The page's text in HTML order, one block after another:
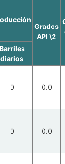
Grados
API \2
Barriles
diarios
0 0.0
0 0.0